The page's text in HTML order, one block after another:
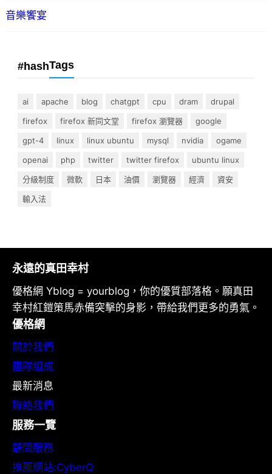
音樂饗宴
#hashTags
ai apache blog chatgpt cpu dram
drupal
firefox
firefox 新同文堂 firefox 瀏覽器
google
gpt-4
linux linux ubuntu mysql nvidia
ogame
openai
php twitter twitter firefox
ubuntu linux
分級制度
微軟 日本 油價 瀏覽器 經濟
資安
輸入法
永遠的真田幸村
優格網 Yblog = yourblog，你的優質部落格。願真田
幸村紅鎧策馬赤備突擊的身影，帶給我們更多的勇氣。
優格網
關於我們
團隊組成
最新消息
聯絡我們
服務一覽
顧問服務
推薦網站:CyberQ